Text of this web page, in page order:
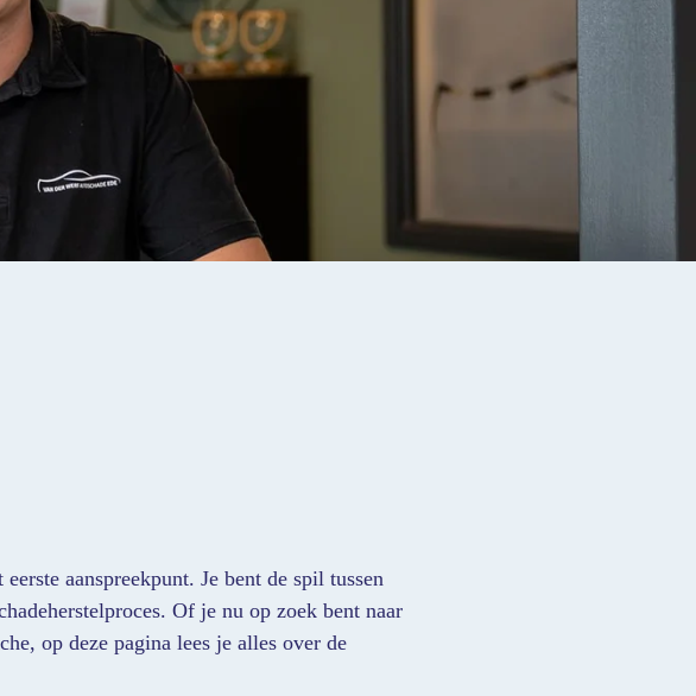
aanspreekpunt. Je bent de spil tussen
Of je nu op zoek bent naar
op deze pagina lees je alles over de